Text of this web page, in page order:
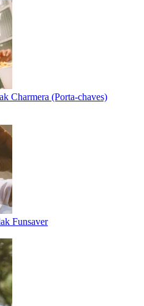
Charmera (Porta-chaves)
Funsaver